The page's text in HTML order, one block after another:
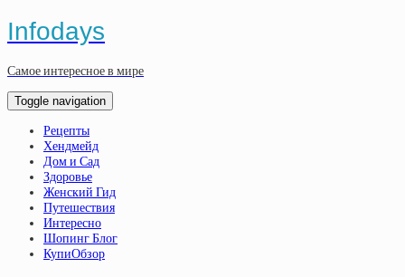
Infodays
Самое интересное в мире
Toggle navigation
Рецепты
Хендмейд
Дом и Сад
Здоровье
Женский Гид
Путешествия
Интересно
Шопинг Блог
КупиОбзор